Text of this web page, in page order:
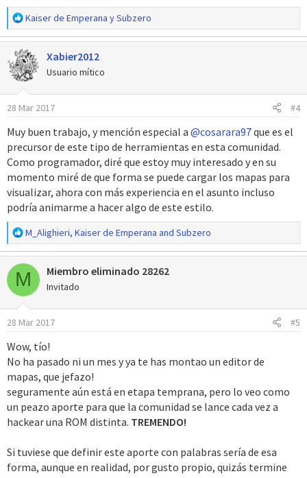
R
e
a
c
c
i
o
n
s
:
Kaiser de Emperana ySubzero
Xabier2012
Usuario mítico
28 Mar 2017 #4
Muy buen trabajo, y mención especial a @cosarara97que es el
precursor de este tipo de herramientas en esta comunidad.
Como programador, diré que estoy muy interesado y en su
momento miré de que forma se puede cargar los mapas para
visualizar, ahora con más experiencia en el asunto incluso
podría animarme a hacer algo de este estilo.
R
e
a
c
c
i
o
n
s
:
M_Alighieri, Kaiser de Emperana and Subzero
M Miembro eliminado 28262
Invitado
28 Mar 2017 #5
Wow, tío!
No ha pasado ni un mes y ya te has montao un editor de
mapas, que jefazo!
seguramente aún está en etapa temprana, pero lo veo como
un peazo aporte para que la comunidad se lance cada vez a
hackear una ROM distinta. TREMENDO!
Si tuviese que definir este aporte con palabras sería de esa
forma, aunque en realidad, por gusto propio, quizás termine